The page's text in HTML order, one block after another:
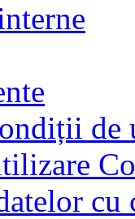
de
cu